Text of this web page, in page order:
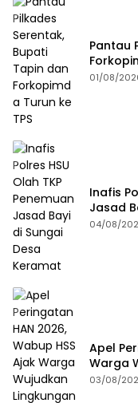
Pantau
01/08/
Inafis
Jasad
04/08/
Apel
Warga
03/08/